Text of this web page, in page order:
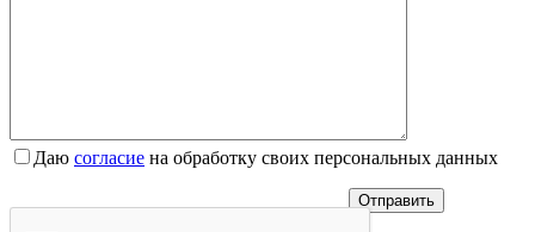
Даю согласие на обработку своих персональных данных